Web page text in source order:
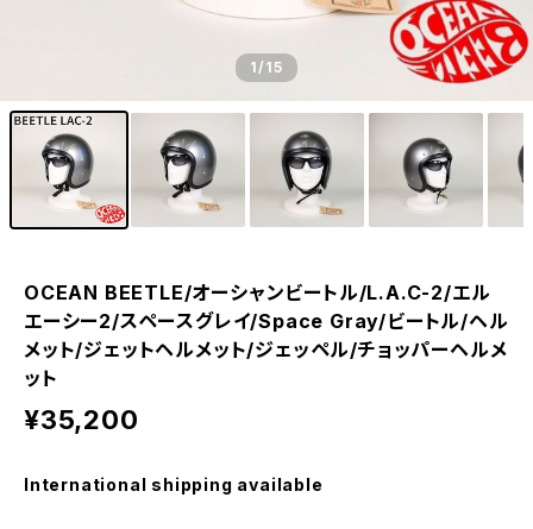
1/15
OCEAN BEETLE/オーシャンビートル/L.A.C-2/エル
エーシー2/スペースグレイ/Space Gray/ビートル/ヘル
メット/ジェットヘルメット/ジェッペル/チョッパーヘルメ
ット
¥35,200
International shipping available